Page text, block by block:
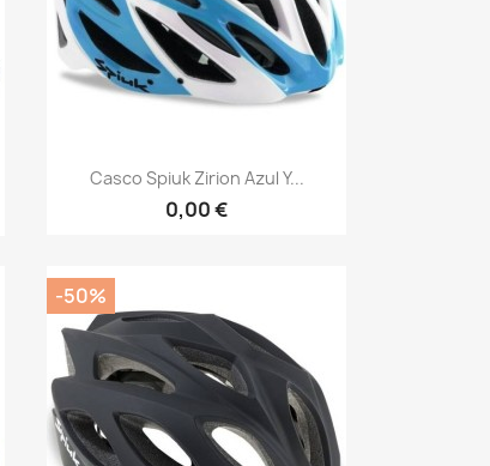
Vista rápida
Casco Spiuk Zirion Azul Y...
0,00 €
-50%